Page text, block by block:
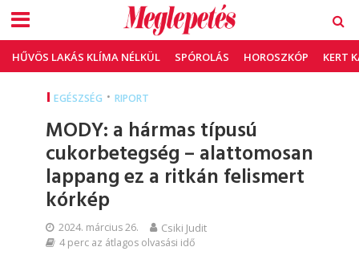
HŰVÖS LAKÁS KLÍMA NÉLKÜL SPÓROLÁS HOROSZKÓP KERT
EGÉSZSÉG • RIPORT
MODY: a hármas típusú
cukorbetegség – alattomosan
lappang ez a ritkán felismert
kórkép
2024. március 26. Csiki Judit
4 perc az átlagos olvasási idő